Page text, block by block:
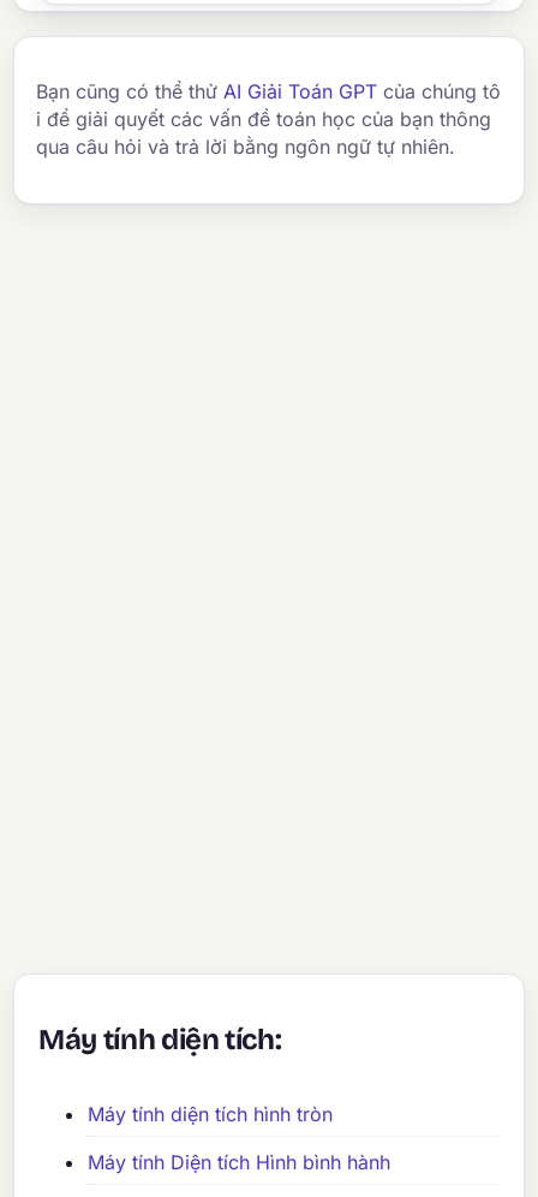
Bạn cũng có thể thử AI Giải Toán GPT của chúng tô
i để giải quyết các vấn đề toán học của bạn thông
qua câu hỏi và trả lời bằng ngôn ngữ tự nhiên.
Máy tính diện tích:
Máy tính diện tích hình tròn
Máy tính Diện tích Hình bình hành